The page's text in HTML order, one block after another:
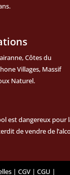
Côtes du
Villages, Massif
Naturel.
est dangereux
de vendre de
| CGV| CGU |